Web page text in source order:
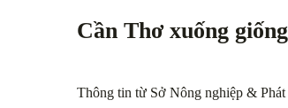
Cần Thơ xuống
Thông tin từ Sở Nông nghiệp &